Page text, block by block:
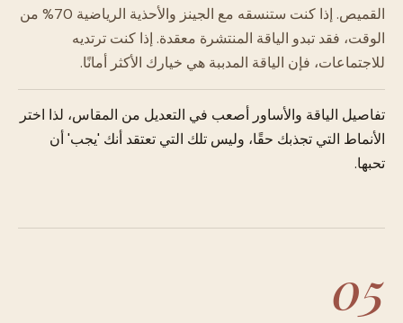
القميص. إذا كنت ستنسقه مع الجينز والأحذية الرياضية 70% من
الوقت، فقد تبدو الياقة المنتشرة معقدة. إذا كنت ترتديه
للاجتماعات، فإن الياقة المدببة هي خيارك الأكثر أمانًا.
تفاصيل الياقة والأساور أصعب في التعديل من المقاس، لذا اختر
الأنماط التي تجذبك حقًا، وليس تلك التي تعتقد أنك 'يجب' أن
تحبها.
05